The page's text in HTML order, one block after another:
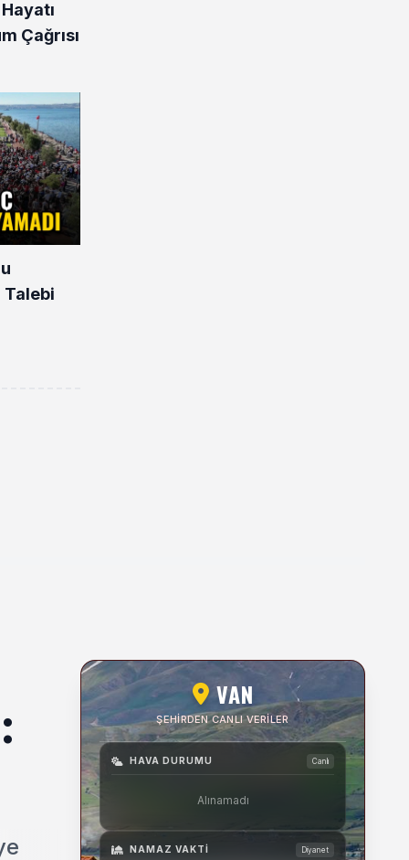
Çağrısı
Talebi
VAN
ŞEHIRDEN CANLI VERILER
HAVA DURUMU Canlı
Alınamadı
NAMAZ VAKTI Diyanet